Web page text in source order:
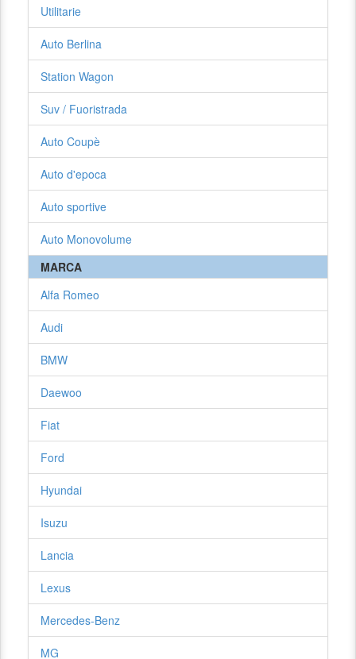
Utilitarie
Auto Berlina
Station Wagon
Suv / Fuoristrada
Auto Coupè
Auto d'epoca
Auto sportive
Auto Monovolume
MARCA
Alfa Romeo
Audi
BMW
Daewoo
Fiat
Ford
Hyundai
Isuzu
Lancia
Lexus
Mercedes-Benz
MG